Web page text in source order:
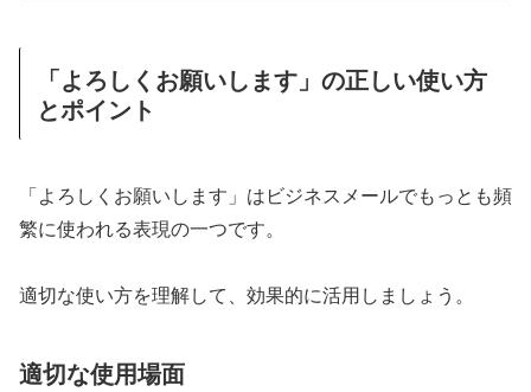
「よろしくお願いします」の正しい使い方
とポイント
「よろしくお願いします」はビジネスメールでもっとも頻
繁に使われる表現の一つです。
適切な使い方を理解して、効果的に活用しましょう。
適切な使用場面